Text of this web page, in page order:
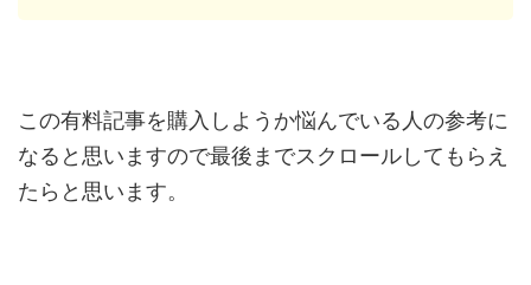
この有料記事を購入しようか悩んでいる人の参考に
なると思いますので最後までスクロールしてもらえ
たらと思います。